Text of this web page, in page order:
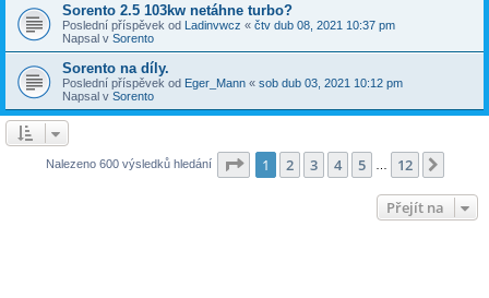
Sorento 2.5 103kw netáhne turbo?
Poslední příspěvek od Ladinvwcz « čtv dub 08, 2021 10:37 pm
Napsal v Sorento
Sorento na díly.
Poslední příspěvek od Eger_Mann « sob dub 03, 2021 10:12 pm
Napsal v Sorento
Nalezeno 600 výsledků hledání Stránka z 12
1 2 3 4 5 12
Přejít na